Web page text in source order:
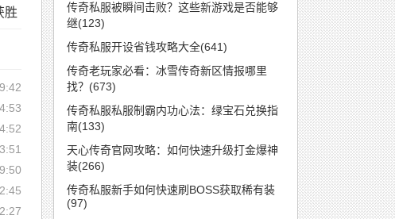
胜
传奇私服被瞬间击败？这些新游戏是否能够
继(123)
传奇私服开设省钱攻略大全(641)
传奇老玩家必看：冰雪传奇新区情报哪里
找？(673)
传奇私服私服制霸内功心法：绿宝石兑换指
南(133)
天心传奇官网攻略：如何快速升级打金爆神
装(266)
传奇私服新手如何快速刷BOSS获取稀有装
(97)